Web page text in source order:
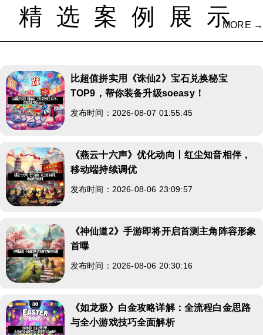
精选案例展示MORE →
比超值拼实用《诛仙2》宝石兑换秘宝
TOP9，帮你装备升级soeasy！
发布时间：2026-08-07 01:55:45
《燕云十六声》优化动向丨红尘知音相伴，
移动端持续调优
发布时间：2026-08-06 23:09:57
《神仙道2》手游即将开启首测主角阵容形象
首曝
发布时间：2026-08-06 20:30:16
《如龙极》白金攻略详解：全流程白金思路
与全小游戏技巧全面解析